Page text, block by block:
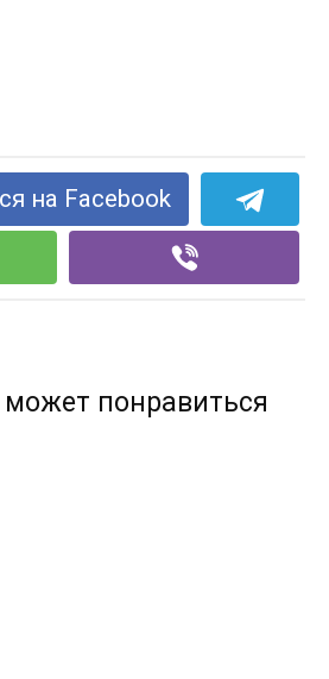
на Facebook
понравиться